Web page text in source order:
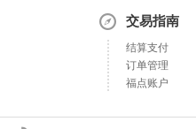
交易指南
结算支付
订单管理
福点账户